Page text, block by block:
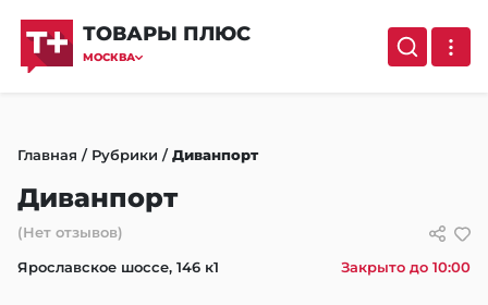
ТОВАРЫ ПЛЮС
МОСКВА
Главная / Рубрики /Диванпорт
Диванпорт
(Нет отзывов)
Ярославское шоссе, 146 к1
Закрыто до 10:00